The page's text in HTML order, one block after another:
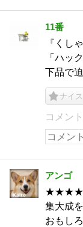
11番
『くし
「ハッ
下品で
ナイス
コメン
アンゴ
★★★★☆
集大成
おもし